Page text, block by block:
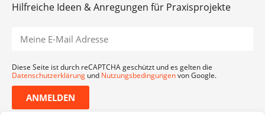
Hilfreiche Ideen & Anregungen für Praxisprojekte
Diese Seite ist durch reCAPTCHA geschützt und es gelten die
Datenschutzerklärung und Nutzungsbedingungenvon Google.
ANMELDEN